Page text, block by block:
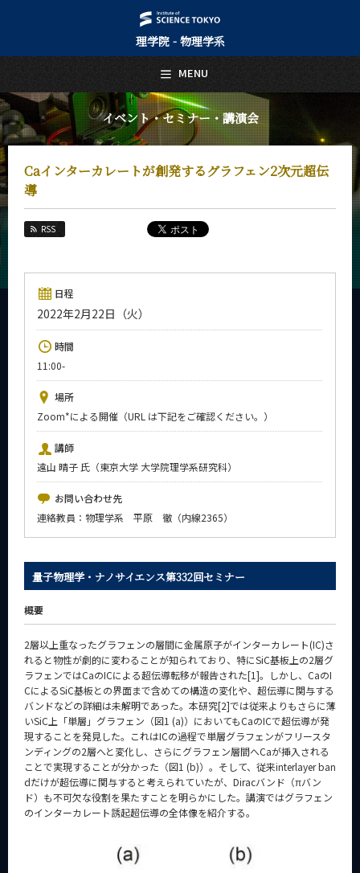
理学院 - 物理学系
イベント・セミナー・講演会
Caインターカレートが創発するグラフェン2次元超伝
導
RSS
日程
2022年2月22日（火）
時間
11:00-
場所
Zoom*による開催（URL は下記をご確認ください。）
講師
遠山 晴子 氏（東京大学 大学院理学系研究科）
お問い合わせ先
連絡教員：物理学系 平原 徹（内線2365）
量子物理学・ナノサイエンス第332回セミナー
概要
2層以上重なったグラフェンの層間に金属原子がインターカレート(IC)さ
れると物性が劇的に変わることが知られており、特にSiC基板上の2層グ
ラフェンではCaのICによる超伝導転移が報告された[1]。しかし、CaのI
CによるSiC基板との界面まで含めての構造の変化や、超伝導に関与する
バンドなどの詳細は未解明であった。本研究[2]では従来よりもさらに薄
いSiC上「単層」グラフェン（図1 (a)）においてもCaのICで超伝導が発
現することを発見した。これはICの過程で単層グラフェンがフリースタ
ンディングの2層へと変化し、さらにグラフェン層間へCaが挿入される
ことで実現することが分かった（図1 (b)）。そして、従来interlayer ban
dだけが超伝導に関与すると考えられていたが、Diracバンド（πバン
ド）も不可欠な役割を果たすことを明らかにした。講演ではグラフェン
のインターカレート誘起超伝導の全体像を紹介する。
MENU
日本語 English
トップページ
Top Page
物理学系について
About Us
教員・研究室
Faculty and Laboratories
未来
入学案内
News
イベントカレンダー
Event Calendar
今後のイベント
今後の課程別イベント
年別アーカイブ
サイト構成
CLOSE